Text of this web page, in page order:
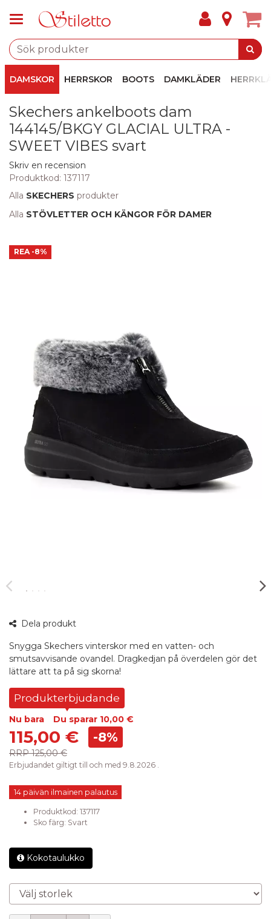
DAMSKOR HERRSKOR BOOTS DAMKLÄDER
Skechers ankelboots dam
144145/BKGY GLACIAL ULTRA -
SWEET VIBES svart
Skriv en recension
Produktkod: 137117
Alla SKECHERS produkter
Alla STÖVLETTER OCH KÄNGOR FÖR DAMER
bild
REA -8%
Dela produkt
Snygga Skechers vinterskor med en vatten- och
smutsavvisande ovandel. Dragkedjan på överdelen gör det
lättare att ta på sig skorna!
Produkterbjudande
Nu bara Du sparar 10,00 €
115,00 €
RRP 125,00 €
-8%
Erbjudandet giltigt till och med 9.8.2026 .
14 päivän ilmainen palautus
Produktkod: 137117
Sko färg: Svart
Kokotaulukko
Välj storlek